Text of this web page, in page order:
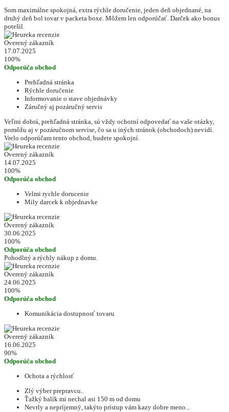
Som maximálne spokojná, extra rýchle doručenie, jeden deň objednané, na
druhý deň bol tovar v packeta boxe. Môžem len odporúčať. Darček ako bonus
potešil.
Overený zákazník
17.07.2025
100%
Odporúča obchod
Prehľadná stránka
Rýchle doručenie
Informovanie o stave objednávky
Záručný aj pozáručný servis
Veľmi dobrá, prehľadná stránka, sú vždy ochotní odpovedať na vaše otázky,
pomôžu aj v pozáručnom servise, čo sa u iných stránok (obchodoch) nevidí.
Vrelo odporúčam tento obchod, budete spokojní.
Overený zákazník
14.07.2025
100%
Odporúča obchod
Velmi rychle dorucenie
Mily darcek k objednavke
Overený zákazník
30.06.2025
100%
Odporúča obchod
Pohodlný a rýchly nákup z domu.
Overený zákazník
24.06.2025
100%
Odporúča obchod
Komunikácia dostupnosť tovaru
Overený zákazník
16.06.2025
90%
Odporúča obchod
Ochota a rýchlosť
Zlý výber prepravcu..
Ťažký balík mi nechal asi 150 m od domu
Nevrly a nepríjemný, takýto prístup vám kazy dobre meno...